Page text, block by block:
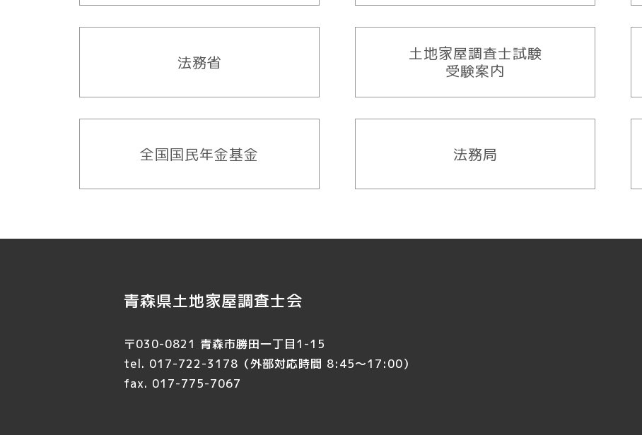
法務省
土地家屋調査士試験
受験案内
全国国民年金基金 法務局
青森県土地家屋調査士会
〒030-0821 青森市勝田一丁目1-15
tel. 017-722-3178 （外部対応時間 8:45～17:00）
fax. 017-775-7067